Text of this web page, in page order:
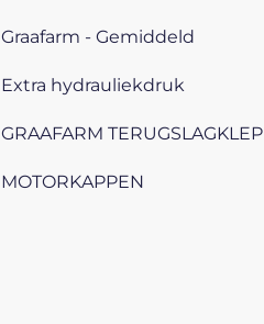
Graafarm - Gemiddeld
Extra hydrauliekdruk
GRAAFARM TERUGSLAGKLEP
MOTORKAPPEN